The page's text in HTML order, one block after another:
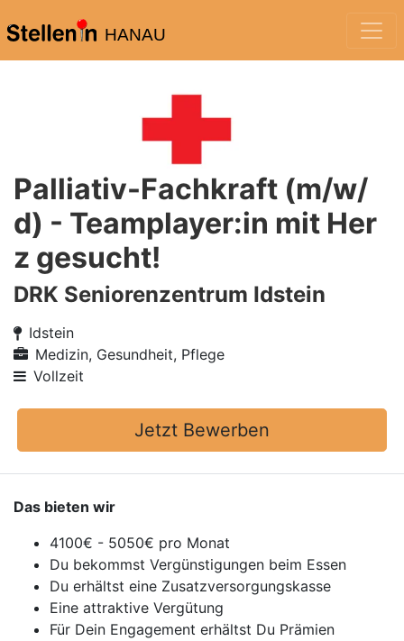
HANAU
Palliativ-Fachkraft (m/w/
d) - Teamplayer:in mit Her
z gesucht!
DRK Seniorenzentrum Idstein
Idstein
Medizin, Gesundheit, Pflege
Vollzeit
Jetzt Bewerben
Das bieten wir
4100€ - 5050€ pro Monat
Du bekommst Vergünstigungen beim Essen
Du erhältst eine Zusatzversorgungskasse
Eine attraktive Vergütung
Für Dein Engagement erhältst Du Prämien